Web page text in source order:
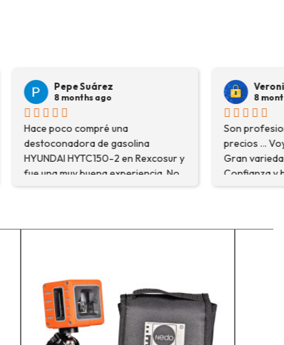
Rexcosur y
No
que
de que
más
Salvador,
todo￼
he
Son profesionales , serios y buenos
precios ... Voy a repetir seguro ...
Gran variedad de depósitos ...
Confianza y buen servicio.